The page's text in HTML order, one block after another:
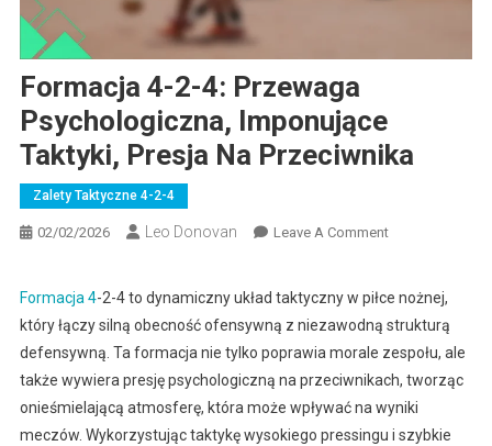
Formacja 4-2-4: Przewaga
Psychologiczna, Imponujące
Taktyki, Presja Na Przeciwnika
Zalety Taktyczne 4-2-4
02/02/2026 Leo Donovan Leave A CommentOn
2-
4:
Przewaga
Psychologiczna,
Imponujące
Taktyki,
Formacja 4-2-4 to dynamiczny układ taktyczny w piłce nożnej,
który łączy silną obecność ofensywną z niezawodną strukturą
defensywną. Ta formacja nie tylko poprawia morale zespołu, ale
także wywiera presję psychologiczną na przeciwnikach, tworząc
onieśmielającą atmosferę, która może wpływać na wyniki
meczów. Wykorzystując taktykę wysokiego pressingu i szybkie